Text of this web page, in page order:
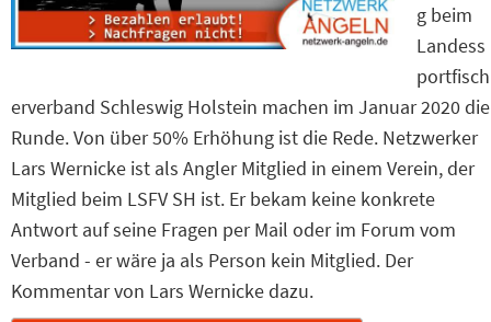
g beim
Landess
portfisch
erverband Schleswig Holstein machen im Januar 2020 die
Runde. Von über 50% Erhöhung ist die Rede. Netzwerker
Lars Wernicke ist als Angler Mitglied in einem Verein, der
Mitglied beim LSFV SH ist. Er bekam keine konkrete
Antwort auf seine Fragen per Mail oder im Forum vom
Verband - er wäre ja als Person kein Mitglied. Der
Kommentar von Lars Wernicke dazu.